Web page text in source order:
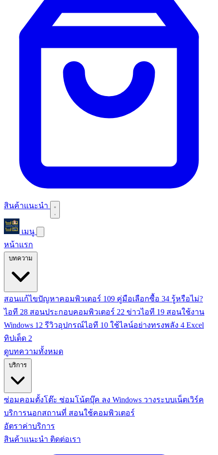
สินค้าแนะนำ
เมนู
หน้าแรก
บทความ
สอนแก้ไขปัญหาคอมพิวเตอร์ 109 คู่มือเลือกซื้อ 34 รู้หรือไม่?
ไอที 28 สอนประกอบคอมพิวเตอร์ 22 ข่าวไอที 19 สอนใช้งาน
Windows 12 รีวิวอุปกรณ์ไอที 10 ใช้ไลน์อย่างทรงพลัง 4 Excel
ทิปเด็ด 2
ดูบทความทั้งหมด
บริการ
ซ่อมคอมตั้งโต๊ะ ซ่อมโน้ตบุ๊ค ลง Windows วางระบบเน็ตเวิร์ค
บริการนอกสถานที่ สอนใช้คอมพิวเตอร์
อัตราค่าบริการ
สินค้าแนะนำ ติดต่อเรา